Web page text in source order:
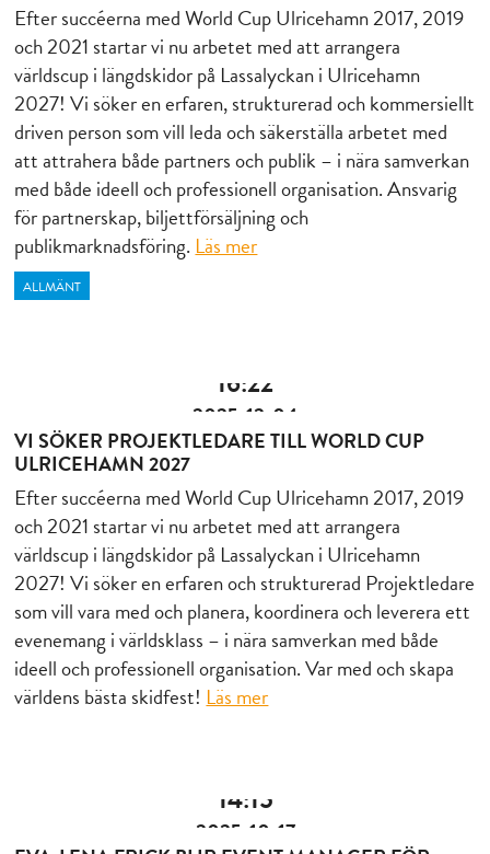
Efter succéerna med World Cup Ulricehamn 2017, 2019
och 2021 startar vi nu arbetet med att arrangera
världscup i längdskidor på Lassalyckan i Ulricehamn
2027! Vi söker en erfaren, strukturerad och kommersiellt
driven person som vill leda och säkerställa arbetet med
att attrahera både partners och publik – i nära samverkan
med både ideell och professionell organisation. Ansvarig
för partnerskap, biljettförsäljning och
publikmarknadsföring. Läs mer
ALLMÄNT
16:22
2025-12-04
VI SÖKER PROJEKTLEDARE TILL WORLD CUP
ULRICEHAMN 2027
Efter succéerna med World Cup Ulricehamn 2017, 2019
och 2021 startar vi nu arbetet med att arrangera
världscup i längdskidor på Lassalyckan i Ulricehamn
2027! Vi söker en erfaren och strukturerad Projektledare
som vill vara med och planera, koordinera och leverera ett
evenemang i världsklass – i nära samverkan med både
ideell och professionell organisation. Var med och skapa
världens bästa skidfest! Läs mer
14:15
2025-10-17